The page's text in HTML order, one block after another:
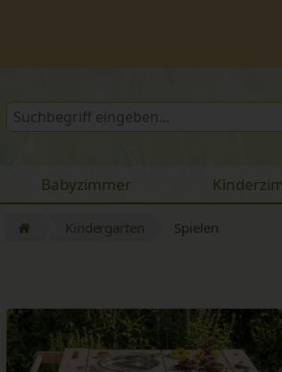
Babyzimmer
Kindergarten Spielen